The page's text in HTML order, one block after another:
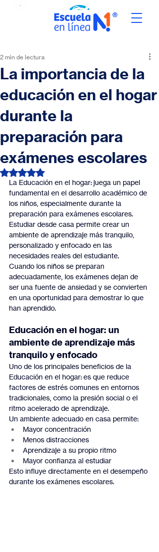
La importancia de la
educación en el hogar
durante la
preparación para
exámenes escolares
2 min de lectura
Obtuvo NaN de 5 estrellas.
La Educación en el hogar: juega un papel
fundamental en el desarrollo académico de
los niños, especialmente durante la
preparación para exámenes escolares.
Estudiar desde casa permite crear un
ambiente de aprendizaje más tranquilo,
personalizado y enfocado en las
necesidades reales del estudiante.
Cuando los niños se preparan
adecuadamente, los exámenes dejan de
ser una fuente de ansiedad y se convierten
en una oportunidad para demostrar lo que
han aprendido.
Educación en el hogar: un
ambiente de aprendizaje más
tranquilo y enfocado
Uno de los principales beneficios de la
Educación en el hogar: es que reduce
factores de estrés comunes en entornos
tradicionales, como la presión social o el
ritmo acelerado de aprendizaje.
Un ambiente adecuado en casa permite:
Mayor concentración
Menos distracciones
Aprendizaje a su propio ritmo
Mayor confianza al estudiar
Esto influye directamente en el desempeño
durante los exámenes escolares.